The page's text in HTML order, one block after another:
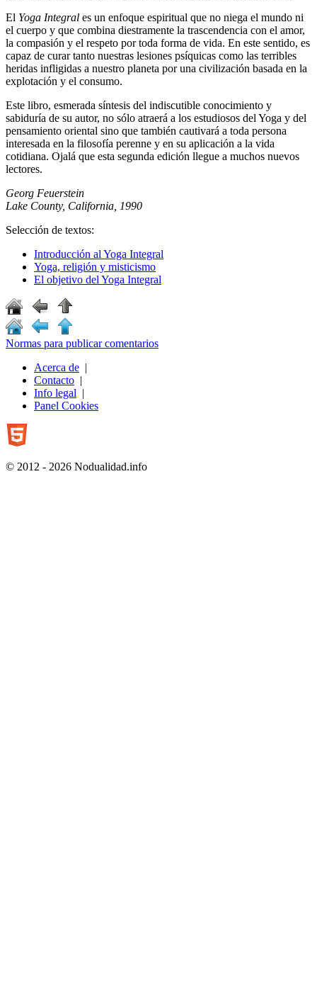
El Yoga Integral es un enfoque espiritual que no niega el mundo ni
el cuerpo y que combina diestramente la trascendencia con el amor,
la compasión y el respeto por toda forma de vida. En este sentido, es
capaz de curar tanto nuestras lesiones psíquicas como las terribles
heridas infligidas a nuestro planeta por una civilización basada en la
explotación y el consumo.
Este libro, esmerada síntesis del indiscutible conocimiento y
sabiduría de su autor, no sólo atraerá a los estudiosos del Yoga y del
pensamiento oriental sino que también cautivará a toda persona
interesada en la filosofía perenne y en su aplicación a la vida
cotidiana. Ojalá que esta segunda edición llegue a muchos nuevos
lectores.
Georg Feuerstein
Lake County, California, 1990
Selección de textos:
Introducción al Yoga Integral
Yoga, religión y misticismo
El objetivo del Yoga Integral
Normas para publicar comentarios
Acerca de |
Contacto |
Info legal |
Panel Cookies
© 2012 - 2026 Nodualidad.info